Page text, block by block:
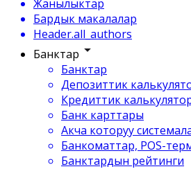
Жанылыктар
Бардык макалалар
Header.all_authors
Банктар
Банктар
Депозиттик
Кредиттик
Банк карттары
Акча которуу
Банкоматтар, POS-
Банктардын рейтинги